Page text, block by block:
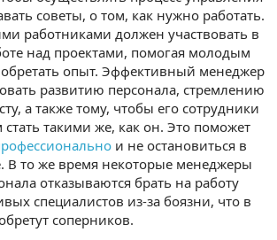
советы, о том, как нужно работать.
работниками должен участвовать в
над проектами, помогая молодым
опыт. Эффективный менеджер
развитию персонала, стремлению
а также тому, чтобы его сотрудники
такими же, как он. Это поможет
и не остановиться в
В то же время некоторые менеджеры
отказываются брать на работу
специалистов из-за боязни, что в
соперников.